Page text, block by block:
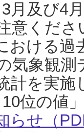
月及び4
意くだ
おける過
気象観
計を実
位の値
らせ（